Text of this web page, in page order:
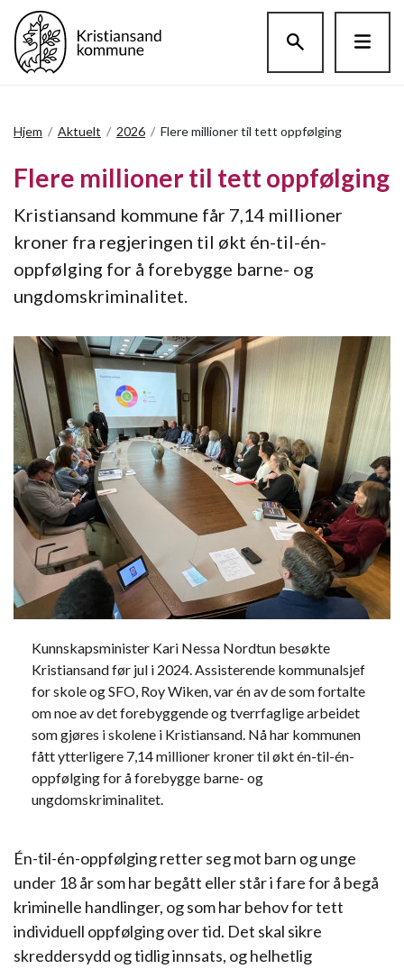
Hjem / Aktuelt / 2026 / Flere millioner til tett oppfølging
Flere millioner til tett oppfølging
Kristiansand kommune får 7,14 millioner
kroner fra regjeringen til økt én-til-én-
oppfølging for å forebygge barne- og
ungdomskriminalitet.
Kunnskapsminister Kari Nessa Nordtun besøkte
Kristiansand før jul i 2024. Assisterende kommunalsjef
for skole og SFO, Roy Wiken, var én av de som fortalte
om noe av det forebyggende og tverrfaglige arbeidet
som gjøres i skolene i Kristiansand. Nå har kommunen
fått ytterligere 7,14 millioner kroner til økt én-til-én-
oppfølging for å forebygge barne- og
ungdomskriminalitet.
Én-til-én-oppfølging retter seg mot barn og unge
under 18 år som har begått eller står i fare for å begå
kriminelle handlinger, og som har behov for tett
individuell oppfølging over tid. Det skal sikre
skreddersydd og tidlig innsats, og helhetlig